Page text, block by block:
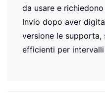
da usare e
Invio dopo aver
versione le supporta,
efficienti per intervalli